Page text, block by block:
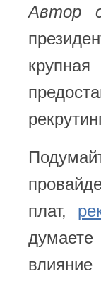
Автор
плат,
думаете